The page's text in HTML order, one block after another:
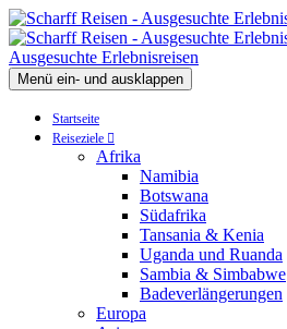
Ausgesuchte Erlebnisreisen
Menü ein- und ausklappen
Startseite
Reiseziele
Afrika
Namibia
Botswana
Südafrika
Tansania & Kenia
Uganda und Ruanda
Sambia & Simbabwe
Badeverlängerungen
Europa